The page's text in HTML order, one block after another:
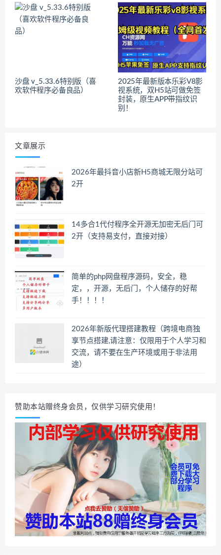
沙盘 v_5.33.6特别版（喜
欢软件程序必备良品）
2025年最新版本乐彩V8影
视系统，双H5站可做免签
封装，原生APP带指纹识
别！
文章展示
2026年最抖音小店新H5商城无限分站可
2开
14多合1代付程序全开源无加密无后门可
2开（支持易支付，直接对接）
简单的php网盘程序源码，安全，稳
定，，开源，无后门，个人储存的好帮
手！！！！
2026年新版代理搭建教程（跨境电商独
享节点搭建,请注意：仅限用于个人学习和
交流，请不要在生产环境或用于非法用
途）
赞助本站赠终身会员，仅供学习研究使用！